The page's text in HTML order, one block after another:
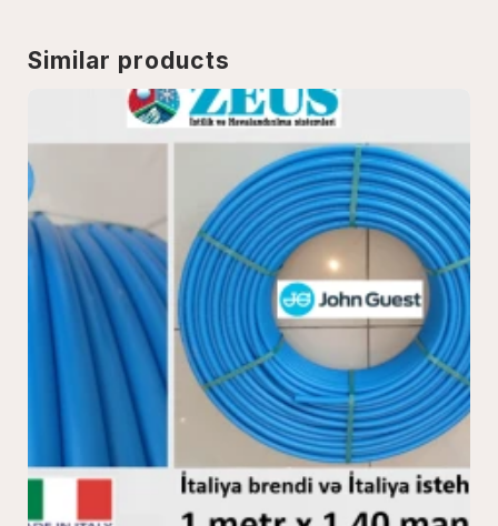
Similar products